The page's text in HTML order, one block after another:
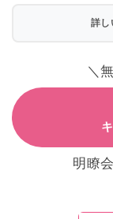
詳し
＼
明瞭